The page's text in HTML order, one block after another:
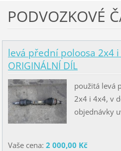
PODVOZKOVÉ
levá přední poloosa 2x4
ORIGINÁLNÍ DÍL
použitá levá
2x4 i 4x4, v
objednávky
Vaše cena: 2 000,00 Kč